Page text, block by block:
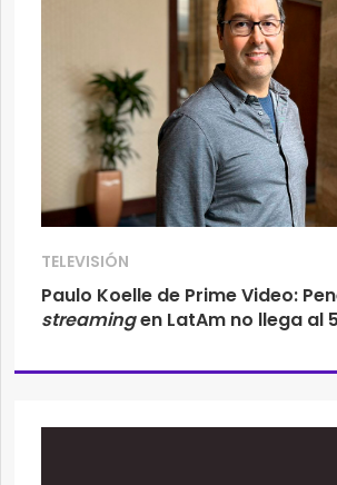
TELEVISIÓN
Paulo Koelle de Prime Video:
streamingen LatAm no llega al